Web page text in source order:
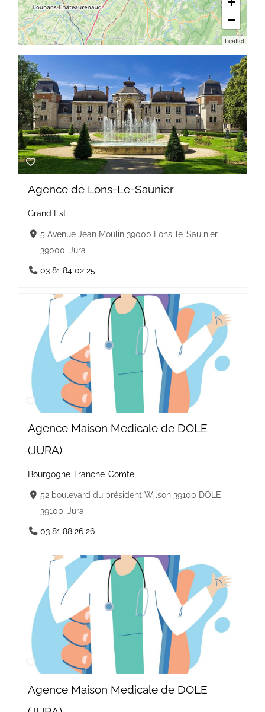
Agence de Lons-Le-Saunier
Grand Est
5 Avenue Jean Moulin 39000 Lons-le-Saulnier,
39000, Jura
03 81 84 02 25
Agence Maison Medicale de DOLE
(JURA)
Bourgogne-Franche-Comté
52 boulevard du président Wilson 39100 DOLE,
39100, Jura
03 81 88 26 26
Agence Maison Medicale de DOLE
−
Leaflet